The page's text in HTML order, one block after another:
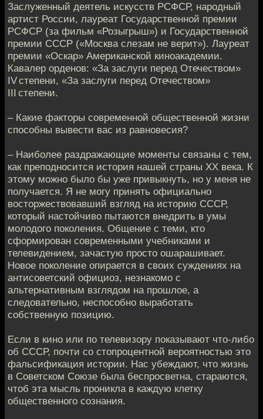
Заслуженный деятель искусств РСФСР, народный
артист России, лауреат Государственной премии
РСФСР (за фильм «Розыгрыш») и Государственной
премии СССР («Москва слезам не верит»). Лауреат
премии «Оскар» Американской киноакадемии.
Кавалер орденов: «За заслуги перед Отечеством»
IV степени, «За заслуги перед Отечеством»
III степени.
– Какие факторы современной общественной жизни
способны вывести вас из равновесия?
– Наиболее раздражающие моменты связаны с тем,
как преподносится история нашей страны ХХ века. К
этому можно было бы уже привыкнуть, но у меня не
получается. Я не могу принять официально
восторжествовавший взгляд на историю СССР,
который настойчиво пытаются внедрить в умы
молодого поколения. Общение с теми, кто
сформирован современными учебниками и
телевидением, зачастую просто ошарашивает.
Новое поколение опирается в своих суждениях на
антисоветский официоз, незнакомо с
альтернативным взглядом на прошлое, а
следовательно, неспособно выработать
собственную позицию.
Если в кино или по телевизору показывают что-либо
об СССР, почти со стопроцентной вероятностью это
фальсификация истории. Нас убеждают, что жизнь
в Советском Союзе была беспросветна, стараются,
чтоб эта мысль проникла в каждую клетку
общественного сознания.